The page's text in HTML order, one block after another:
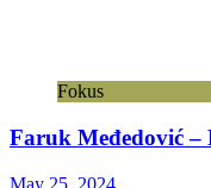
Fokus
Faruk Međedović –
May 25, 2024